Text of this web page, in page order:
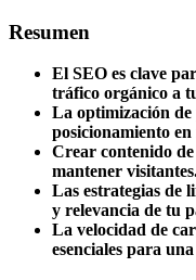
Resumen
El SEO es clave
tráfico orgánico a
La optimización de
posicionamiento
Crear contenido
mantener
Las estrategias de
y relevancia de tu
La velocidad de
esenciales para